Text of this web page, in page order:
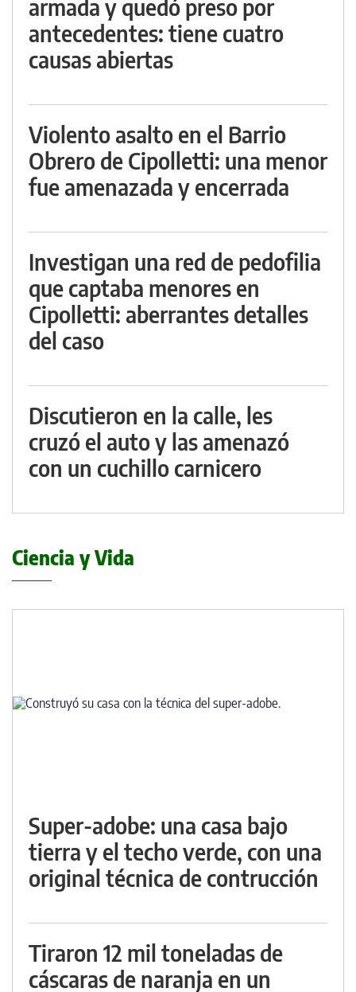
armada y quedó preso por
antecedentes: tiene cuatro
causas abiertas
Violento asalto en el Barrio
Obrero de Cipolletti: una menor
fue amenazada y encerrada
Investigan una red de pedofilia
que captaba menores en
Cipolletti: aberrantes detalles
del caso
Discutieron en la calle, les
cruzó el auto y las amenazó
con un cuchillo carnicero
Ciencia y Vida
Super-adobe: una casa bajo
tierra y el techo verde, con una
original técnica de contrucción
Tiraron 12 mil toneladas de
cáscaras de naranja en un